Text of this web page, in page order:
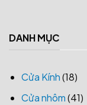
DANH MỤC
Cửa Kính(18)
Cửa nhôm(41)